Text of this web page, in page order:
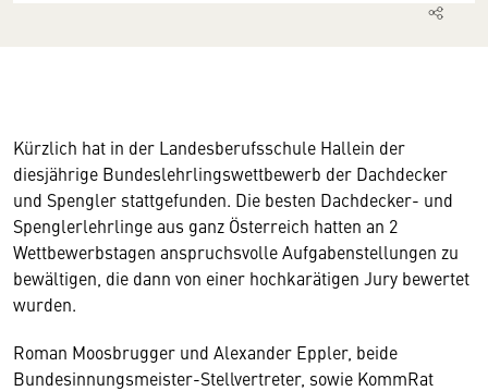
Kürzlich hat in der Landesberufsschule Hallein der
diesjährige Bundeslehrlingswettbewerb der Dachdecker
und Spengler stattgefunden. Die besten Dachdecker- und
Spenglerlehrlinge aus ganz Österreich hatten an 2
Wettbewerbstagen anspruchsvolle Aufgabenstellungen zu
bewältigen, die dann von einer hochkarätigen Jury bewertet
wurden.
Roman Moosbrugger und Alexander Eppler, beide
Bundesinnungsmeister-Stellvertreter, sowie KommRat